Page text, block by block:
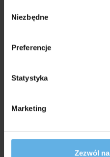
zgody
Niezbędne
Preferencje
Statystyka
Marketing
Zezwól
produktu